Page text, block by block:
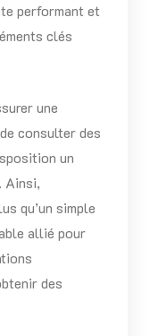
performant et
clés
une
consulter des
un
Ainsi,
qu’un simple
allié pour
des